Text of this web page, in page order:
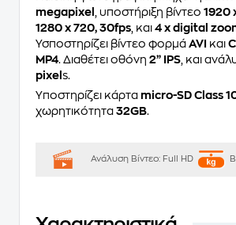
megapixel
, υποστήριξη βίντεο 1920
1280 x 720, 30fps , και 4 x digital
Υσποστηρίζει βίντεο φορμά AVI και
MP4. Διαθέτει οθόνη 2” IPS , και
pixel s.
Υποστηρίζει κάρτα micro-SD Class
χωρητικότητα 32GB.
Ανάλυση Βίντεο: Full HD